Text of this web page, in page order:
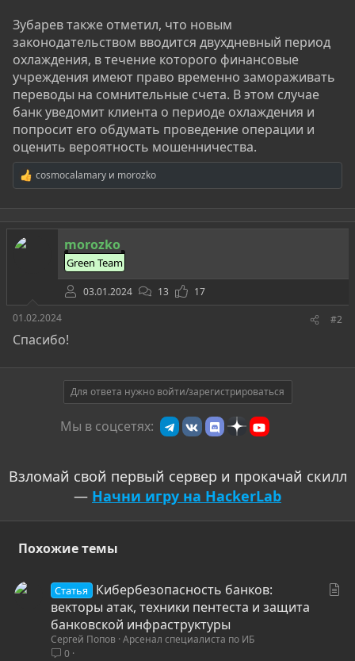
Зубарев также отметил, что новым
законодательством вводится двухдневный период
охлаждения, в течение которого финансовые
учреждения имеют право временно замораживать
переводы на сомнительные счета. В этом случае
банк уведомит клиента о периоде охлаждения и
попросит его обдумать проведение операции и
оценить вероятность мошенничества.
Р
е
а
ц
и
cosmocalamary и morozko
morozko
Green Team
03.01.2024 13
17
01.02.2024
#2
Спасибо!
Для ответа нужно войти/зарегистрироваться
Мы в соцсетях:
Взломай свой первый сервер и прокачай скилл
— Начни игру на HackerLab
Похожие темы
Статья
Кибербезопасность банков:
векторы атак, техники пентеста и защита
банковской инфраструктуры
Сергей Попов Арсенал специалиста по ИБ
0